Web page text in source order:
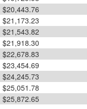
$20,443.76
$21,173.23
$21,543.82
$21,918.30
$22,678.83
$23,454.69
$24,245.73
$25,051.78
$25,872.65